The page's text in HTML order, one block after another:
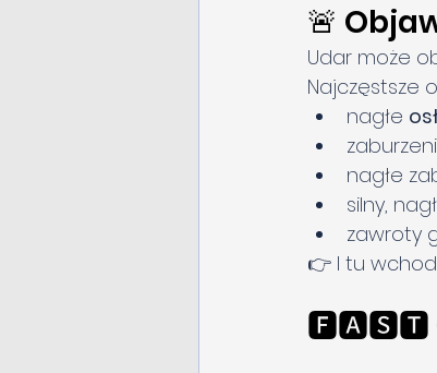
🚨
Udar może
Najczęstsze
nagłe
nagłe
silny,
zawroty
👉 I tu
🅵🅰🆂🆃 –